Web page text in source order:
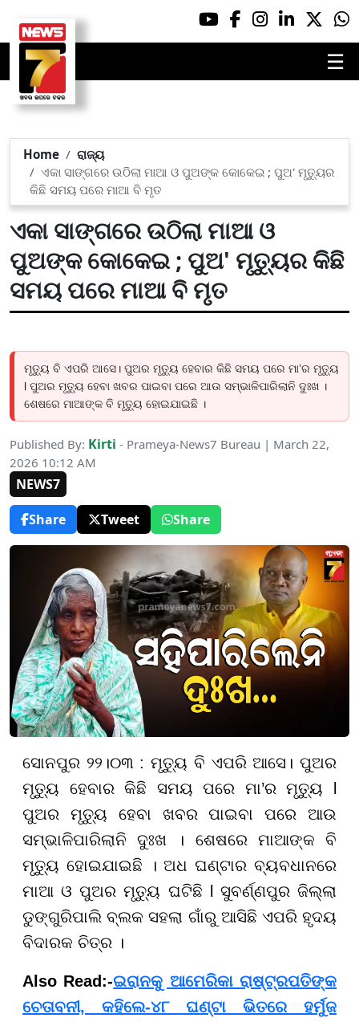
☰
Home
ରାଜ୍ୟ
ଏକା ସାଙ୍ଗରେ ଉଠିଲା ମାଆ ଓ ପୁଅଙ୍କ କୋକେଇ ; ପୁଅ' ମୃତ୍ୟୁର
କିଛି ସମୟ ପରେ ମାଆ ବି ମୃତ
ଏକା ସାଙ୍ଗରେ ଉଠିଲା ମାଆ ଓ
ପୁଅଙ୍କ କୋକେଇ ; ପୁଅ' ମୃତ୍ୟୁର କିଛି
ସମୟ ପରେ ମାଆ ବି ମୃତ
ମୃତ୍ୟୁ ବି ଏପରି ଆସେ। ପୁଅର ମୃତ୍ୟୁ ହେବାର କିଛି ସମୟ ପରେ ମା’ର ମୃତ୍ୟୁ
l ପୁଅର ମୃତ୍ୟୁ ହେବା ଖବର ପାଇବା ପରେ ଆଉ ସମ୍ଭାଳିପାରିଲାନି ଦୁଃଖ ।
ଶେଷରେ ମାଆଙ୍କ ବି ମୃତ୍ୟୁ ହୋଇଯାଇଛି ।
Published By: Kirti - Prameya-News7 Bureau | March 22,
2026 10:12 AM
NEWS7
Share
Tweet Share
ସୋନପୁର ୨୨।୦୩ : ମୃତ୍ୟୁ ବି ଏପରି ଆସେ। ପୁଅର
ମୃତ୍ୟୁ ହେବାର କିଛି ସମୟ ପରେ ମା’ର ମୃତ୍ୟୁ l
ପୁଅର ମୃତ୍ୟୁ ହେବା ଖବର ପାଇବା ପରେ ଆଉ
ସମ୍ଭାଳିପାରିଲାନି ଦୁଃଖ । ଶେଷରେ ମାଆଙ୍କ ବି
ମୃତ୍ୟୁ ହୋଇଯାଇଛି । ଅଧ ଘଣ୍ଟାର ବ୍ୟବଧାନରେ
ମାଆ ଓ ପୁଅର ମୃତ୍ୟୁ ଘଟିଛି l ସୁବର୍ଣ୍ଣପୁର ଜିଲ୍ଲା
ଡୁଙ୍ଗୁରିପାଲି ବ୍ଲକ ସହଲା ଗାଁରୁ ଆସିଛି ଏପରି ହୃଦୟ
ବିଦାରକ ଚିତ୍ର ।
Also Read:-ଇରାନକୁ ଆମେରିକା ରାଷ୍ଟ୍ରପତିଙ୍କ
ଚେତାବନୀ, କହିଲେ-୪୮ ଘଣ୍ଟା ଭିତରେ ହର୍ମୁଜ